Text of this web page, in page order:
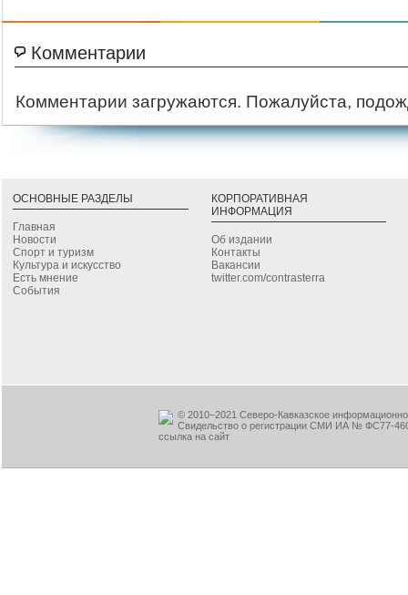
Комментарии
Комментарии загружаются. Пожалуйста,
ОСНОВНЫЕ РАЗДЕЛЫ
Главная
Новости
Спорт и туризм
Культура и искусство
Есть мнение
События
КОРПОРАТИВНАЯ
ИНФОРМАЦИЯ
Об издании
Контакты
Вакансии
twitter.com/contrasterra
© 2010–2021 Северо-Кавказское
Свидельство о регистрации СМИ ИА № ФС77-
ссылка на сайт